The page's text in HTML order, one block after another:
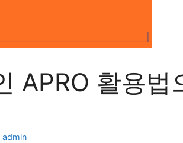
APRO 활용법
admin